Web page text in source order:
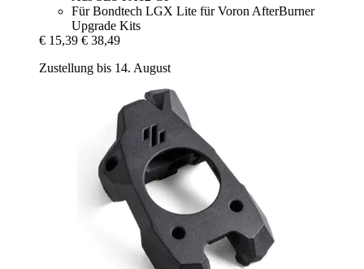
Für Bondtech LGX Lite für Voron AfterBurner
Upgrade Kits
€ 15,39 € 38,49
Zustellung bis 14. August